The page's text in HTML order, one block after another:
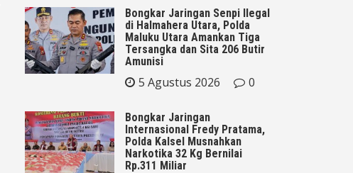
Bongkar Jaringan Senpi Ilegal
di Halmahera Utara, Polda
Maluku Utara Amankan Tiga
Tersangka dan Sita 206 Butir
Amunisi
5 Agustus 2026 0
Bongkar Jaringan
Internasional Fredy Pratama,
Polda Kalsel Musnahkan
Narkotika 32 Kg Bernilai
Rp.311 Miliar